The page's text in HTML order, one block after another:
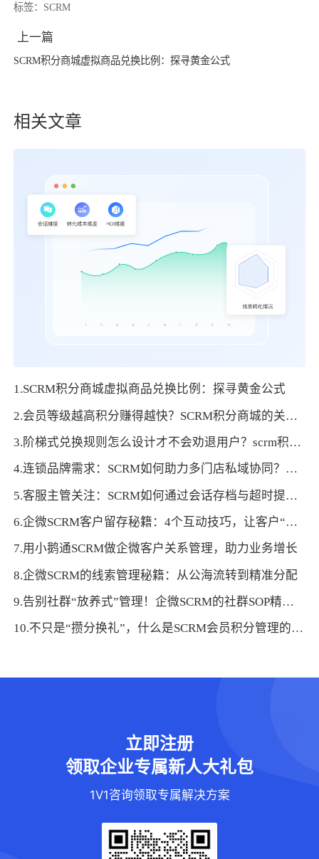
标签： SCRM
上一篇
SCRM积分商城虚拟商品兑换比例：探寻黄金公式
相关文章
1.SCRM积分商城虚拟商品兑换比例：探寻黄金公式
2.会员等级越高积分赚得越快？SCRM积分商城的关联策略太懂用户
3.阶梯式兑换规则怎么设计才不会劝退用户？scrm积分商城有技巧
4.连锁品牌需求：SCRM如何助力多门店私域协同？数据打通与运营同步方案
5.客服主管关注：SCRM如何通过会话存档与超时提醒，提升客户服务质量？
6.企微SCRM客户留存秘籍：4个互动技巧，让客户“不删你”
7.用小鹅通SCRM做企微客户关系管理，助力业务增长
8.企微SCRM的线索管理秘籍：从公海流转到精准分配
9.告别社群“放养式”管理！企微SCRM的社群SOP精细化运营指南
10.不只是“攒分换礼”，什么是SCRM会员积分管理的深层价值？
立即注册
领取企业专属新人大礼包
1V1咨询领取专属解决方案